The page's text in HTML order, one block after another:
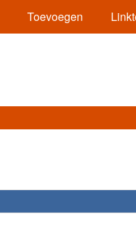
Toevoegen